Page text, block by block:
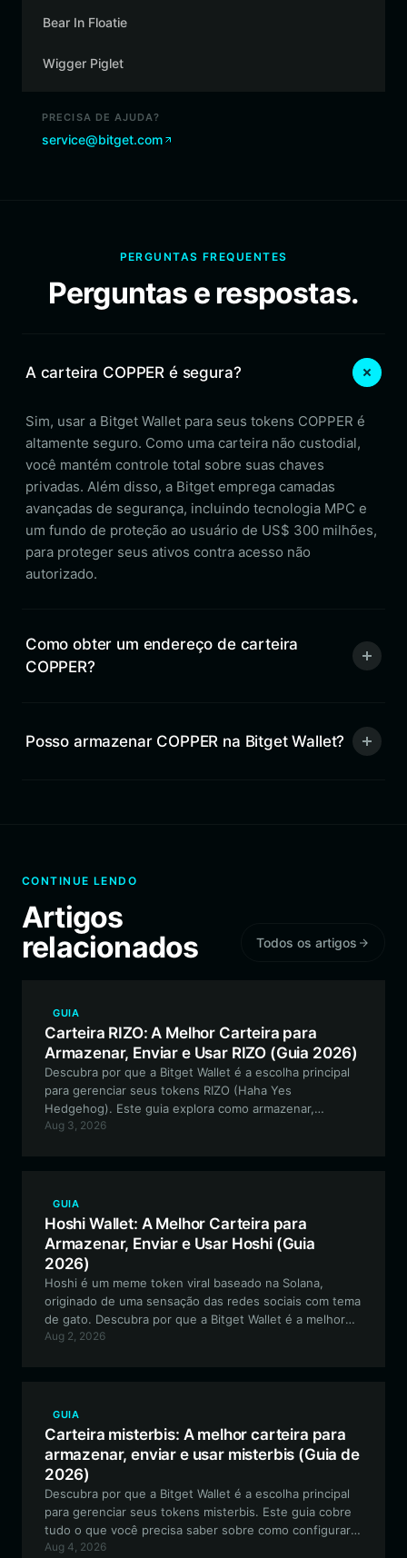
Bear In Floatie
Wigger Piglet
PRECISA DE AJUDA?
service@bitget.com
PERGUNTAS FREQUENTES
Perguntas e respostas.
A carteira COPPER é segura?
Sim, usar a Bitget Wallet para seus tokens COPPER é
altamente seguro. Como uma carteira não custodial,
você mantém controle total sobre suas chaves
privadas. Além disso, a Bitget emprega camadas
avançadas de segurança, incluindo tecnologia MPC e
um fundo de proteção ao usuário de US$ 300 milhões,
para proteger seus ativos contra acesso não
autorizado.
Como obter um endereço de carteira
COPPER?
Posso armazenar COPPER na Bitget Wallet?
CONTINUE LENDO
Artigos
relacionados
Todos os artigos
GUIA
Carteira RIZO: A Melhor Carteira para
Armazenar, Enviar e Usar RIZO (Guia 2026)
Descubra por que a Bitget Wallet é a escolha principal
para gerenciar seus tokens RIZO (Haha Yes
Hedgehog). Este guia explora como armazenar,
negociar e interagir com a comunidade RIZO de forma
Aug 3, 2026
GUIA
Hoshi Wallet: A Melhor Carteira para
Armazenar, Enviar e Usar Hoshi (Guia
2026)
Hoshi é um meme token viral baseado na Solana,
originado de uma sensação das redes sociais com tema
de gato. Descubra por que a Bitget Wallet é a melhor
escolha para gerenciar seus ativos Hoshi, oferecendo
Aug 2, 2026
GUIA
Carteira misterbis: A melhor carteira para
armazenar, enviar e usar misterbis (Guia de
2026)
Descubra por que a Bitget Wallet é a escolha principal
para gerenciar seus tokens misterbis. Este guia cobre
tudo o que você precisa saber sobre como configurar
sua carteira segura misterbis para negociar, participar
Aug 4, 2026